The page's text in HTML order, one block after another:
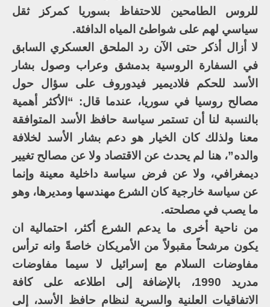
للروس الطامحين للاحتفاظ بسوريا كمركز ثقل
سياسي لهم على شواطئ المياه الدافئة.
لا أزال أذكر حتى الآن رد الملحق العسكري السابق
في السفارة الروسية بدمشق وعراب وصول بشار
الأسد للحكم فلاديمير فيدوروف على سؤال حول
مصالح روسيا في سوريا، عندما قال: “الأكثر أهمية
بالنسبة لنا أن تستمر سياسة حافظ الأسد المتوافقة
معنا ولذلك كان الخيار هو دعم بشار الأسد لخلافة
والده”، هنا لم يحدث عن الاقتصاد ولا عن مصالح تغيير
ديمغرافي، ولا عن فرض سياسة داخلية معينة وإنما
عن سياسة خارجية كان الشرع مهندسها ومديرها، وهو
ما يصب في مصلحته.
من ناحية أخرى ما يدعم الشرع أكثر، احتمالية ان
يكون مرشحاً مقبولاً من الأمريكان خاصةً وانه ترأس
مفاوضات السلام مع إسرائيل لا سيما مفاوضات
مدريد 1990، بالإضافة إلى اطلاعه على كافة
الاتفاقيات العلنية والسرية لنظام حافظ الأسد، إلى